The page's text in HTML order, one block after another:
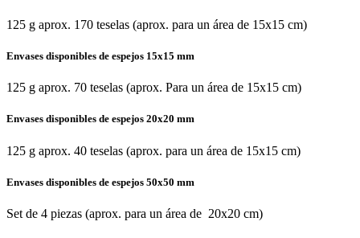
125 g aprox. 170 teselas (aprox. para un área de 15x15 cm)
Envases disponibles de espejos 15x15 mm
125 g aprox. 70 teselas (aprox. Para un área de 15x15 cm)
Envases disponibles de espejos 20x20 mm
125 g aprox. 40 teselas (aprox. para un área de 15x15 cm)
Envases disponibles de espejos 50x50 mm
Set de 4 piezas (aprox. para un área de 20x20 cm)